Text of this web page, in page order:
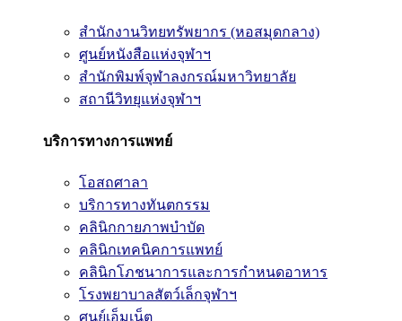
สำนักงานวิทยทรัพยากร (หอสมุดกลาง)
ศูนย์หนังสือแห่งจุฬาฯ
สำนักพิมพ์จุฬาลงกรณ์มหาวิทยาลัย
สถานีวิทยุแห่งจุฬาฯ
บริการทางการแพทย์
โอสถศาลา
บริการทางทันตกรรม
คลินิกกายภาพบำบัด
คลินิกเทคนิคการแพทย์
คลินิกโภชนาการและการกำหนดอาหาร
โรงพยาบาลสัตว์เล็กจุฬาฯ
ศูนย์เอ็มเน็ต